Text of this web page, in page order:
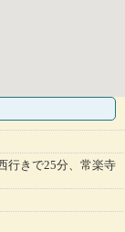
行きで25分、常楽寺